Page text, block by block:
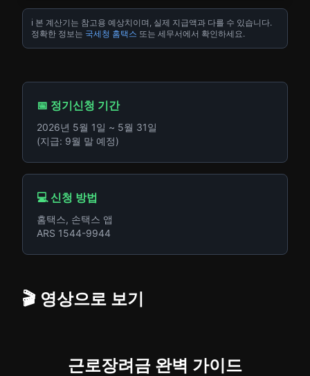
ℹ️ 본 계산기는 참고용 예상치이며, 실제 지급액과 다를 수 있습니다.
정확한 정보는 국세청 홈택스 또는 세무서에서 확인하세요.
📅 정기신청 기간
2026년 5월 1일 ~ 5월 31일
(지급: 9월 말 예정)
💻 신청 방법
홈택스, 손택스 앱
ARS 1544-9944
🎬 영상으로 보기
근로장려금 완벽 가이드